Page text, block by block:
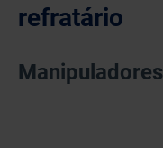
refratário